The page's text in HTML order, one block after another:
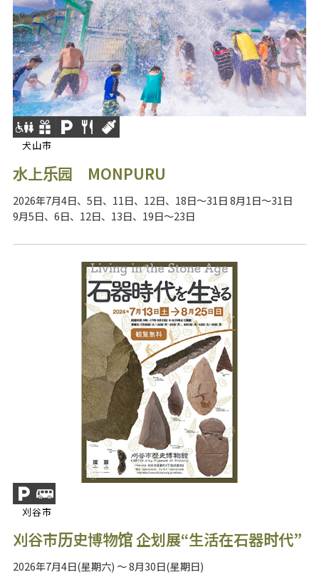
犬山市
水上乐园 MONPURU
2026年7月4日、5日、11日、12日、18日～31日 8月1日～31日
9月5日、6日、12日、13日、19日～23日
刈谷市
刈谷市历史博物馆 企划展“生活在石器时代”
2026年7月4日(星期六) ～ 8月30日(星期日)